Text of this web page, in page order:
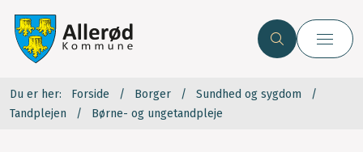
Du er her: Forside Borger
Sundhed og sygdom
Tandplejen
Børne- og ungetandpleje